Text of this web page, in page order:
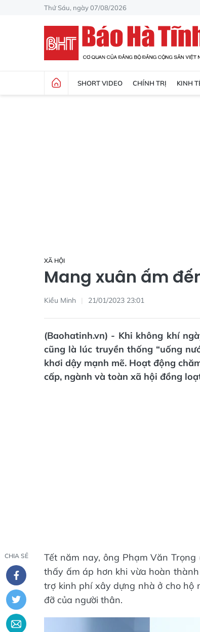
Thứ Sáu, ngày 07/08/2026
SHORT VIDEO CHÍNH TRỊ KINH
XÃ HỘI
Mang xuân ấm
Kiều Minh 21/01/2023 23:01
(Baohatinh.vn) - Khi không khí
cũng là lúc truyền thống “uống
khơi dậy mạnh mẽ. Hoạt động
cấp, ngành và toàn xã hội đồng
CHIA SẺ
Tết năm nay, ông Phạm Văn
thấy ấm áp hơn khi vừa hoàn
trợ kinh phí xây dựng nhà ở cho hộ
đỡ của người thân.